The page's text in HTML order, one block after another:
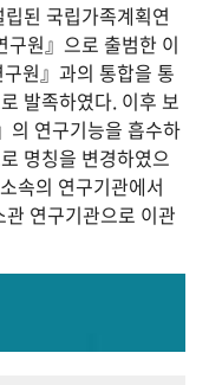
연구자들
영상 기록물
된 국립가족계획연
원』으로 출범한 이
원』과의 통합을 통
발족하였다. 이후 보
의 연구기능을 흡수하
명칭을 변경하였으
속의 연구기관에서
연구기관으로 이관